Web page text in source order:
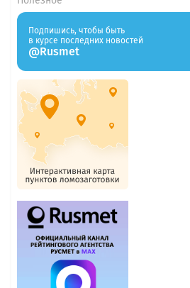
Подпишись, чтобы быть
в курсе последних новостей
@Rusmet